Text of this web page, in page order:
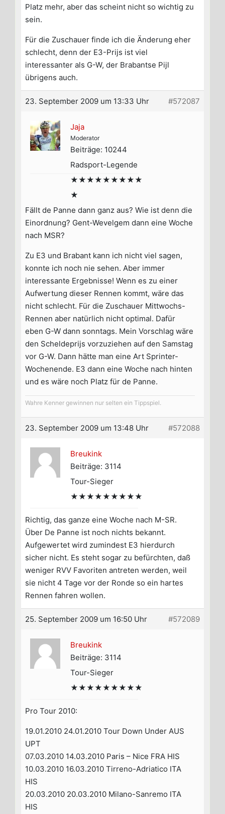
Platz mehr, aber das scheint nicht so wichtig zu
sein.
Für die Zuschauer finde ich die Änderung eher
schlecht, denn der E3-Prijs ist viel
interessanter als G-W, der Brabantse Pijl
übrigens auch.
23. September 2009 um 13:33 Uhr #572087
Jaja
Moderator
Beiträge: 10244
Radsport-Legende
★★★★★★★★★
★
Fällt de Panne dann ganz aus? Wie ist denn die
Einordnung? Gent-Wevelgem dann eine Woche
nach MSR?
Zu E3 und Brabant kann ich nicht viel sagen,
konnte ich noch nie sehen. Aber immer
interessante Ergebnisse! Wenn es zu einer
Aufwertung dieser Rennen kommt, wäre das
nicht schlecht. Für die Zuschauer Mittwochs-
Rennen aber natürlich nicht optimal. Dafür
eben G-W dann sonntags. Mein Vorschlag wäre
den Scheldeprijs vorzuziehen auf den Samstag
vor G-W. Dann hätte man eine Art Sprinter-
Wochenende. E3 dann eine Woche nach hinten
und es wäre noch Platz für de Panne.
Wahre Kenner gewinnen nur selten ein Tippspiel.
23. September 2009 um 13:48 Uhr #572088
Breukink
Beiträge: 3114
Tour-Sieger
★★★★★★★★★
Richtig, das ganze eine Woche nach M-SR.
Über De Panne ist noch nichts bekannt.
Aufgewertet wird zumindest E3 hierdurch
sicher nicht. Es steht sogar zu befürchten, daß
weniger RVV Favoriten antreten werden, weil
sie nicht 4 Tage vor der Ronde so ein hartes
Rennen fahren wollen.
25. September 2009 um 16:50 Uhr #572089
Breukink
Beiträge: 3114
Tour-Sieger
★★★★★★★★★
Pro Tour 2010:
19.01.2010 24.01.2010 Tour Down Under AUS
UPT
07.03.2010 14.03.2010 Paris – Nice FRA HIS
10.03.2010 16.03.2010 Tirreno-Adriatico ITA
HIS
20.03.2010 20.03.2010 Milano-Sanremo ITA
HIS